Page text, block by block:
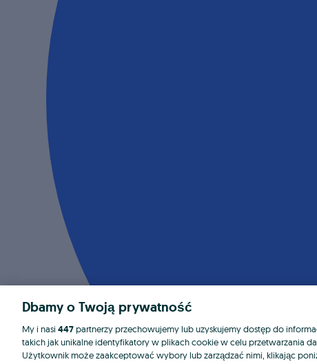
Dbamy o Twoją prywatność
My i nasi 447partnerzy przechowujemy lub uzyskujemy dostęp do
takich jak unikalne identyfikatory w plikach cookie w celu przetwarzania
Użytkownik może zaakceptować wybory lub zarządzać nimi, klikając